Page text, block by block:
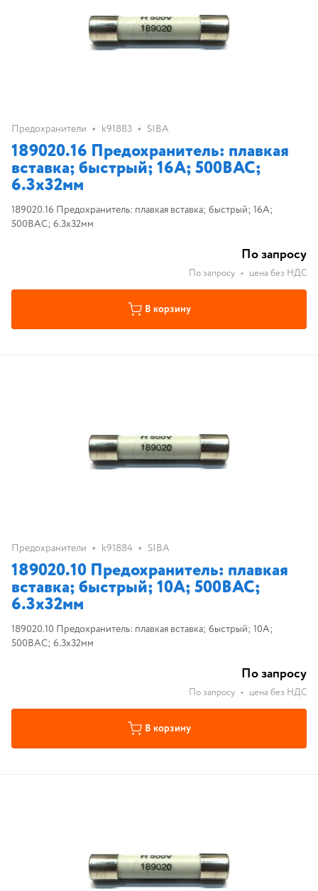
Предохранители • k91883 • SIBA
189020.16 Предохранитель: плавкая
вставка; быстрый; 16А; 500ВAC;
6.3x32мм
189020.16 Предохранитель: плавкая вставка; быстрый; 16А;
500ВAC; 6.3x32мм
По запросу
По запросу • цена без НДС
В корзину
Предохранители • k91884 • SIBA
189020.10 Предохранитель: плавкая
вставка; быстрый; 10А; 500ВAC;
6.3x32мм
189020.10 Предохранитель: плавкая вставка; быстрый; 10А;
500ВAC; 6.3x32мм
По запросу
По запросу • цена без НДС
В корзину